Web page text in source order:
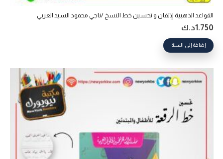
القواعد الذهبية لإتقان و تحسين خط النسخ /ناجي محمود السيد العربي
1.750د.ك
إضافة إلى السلة